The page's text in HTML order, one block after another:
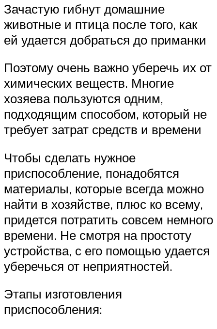
Зачастую гибнут домашние
животные и птица после того, как
ей удается добраться до приманки
Поэтому очень важно уберечь их от
химических веществ. Многие
хозяева пользуются одним,
подходящим способом, который не
требует затрат средств и времени
Чтобы сделать нужное
приспособление, понадобятся
материалы, которые всегда можно
найти в хозяйстве, плюс ко всему,
придется потратить совсем немного
времени. Не смотря на простоту
устройства, с его помощью удается
уберечься от неприятностей.
Этапы изготовления
приспособления: